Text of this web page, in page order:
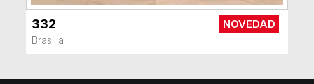
332
Brasilia
NOVEDAD